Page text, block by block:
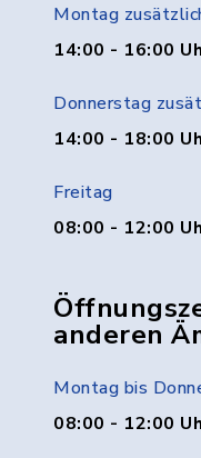
Montag
14:00 - 16:00
Donnerstag
14:00 - 18:00
Freitag
08:00 - 12:00
anderen
Montag bis
08:00 - 12:00